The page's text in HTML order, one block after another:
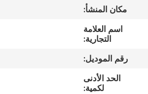
أشرطة
فيديو
معلومات
مكان المنشأ:
اسم العلامة
التجارية:
رقم الموديل:
الحد الأدنى
لكمية: